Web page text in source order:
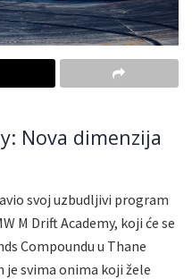
Nova dimenzija
svoj uzbudljivi program
M Drift Academy, koji će se
Compoundu u Thane
je svima onima koji žele